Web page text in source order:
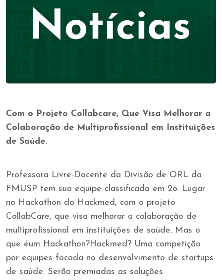
Com o Projeto Collabcare, Que Visa Melhorar a
Colaboração de Multiprofissional em Instituições
de Saúde.
Professora Livre-Docente da Divisão de ORL da
FMUSP tem sua equipe classificada em 2o. Lugar
no Hackathon do Hackmed, com o projeto
CollabCare, que visa melhorar a colaboração de
multiprofissional em instituições de saúde. Mas o
que éum Hackathon?Hackmed? Uma competição
por equipes focada no desenvolvimento de startups
de saúde. Serão premiadas as soluções